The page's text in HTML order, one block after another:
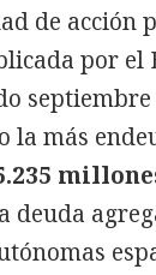
de acción
por el
la más
deuda